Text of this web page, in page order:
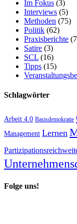
Im Fokus (3)
Interviews (5)
Methoden (75)
Politik (62)
Praxisberichte
Satire (3)
SCL (16)
Tipps (15)
Schlagwörter
Arbeit 4.0 Basisdemokratie
Management Lernen
Folge uns!